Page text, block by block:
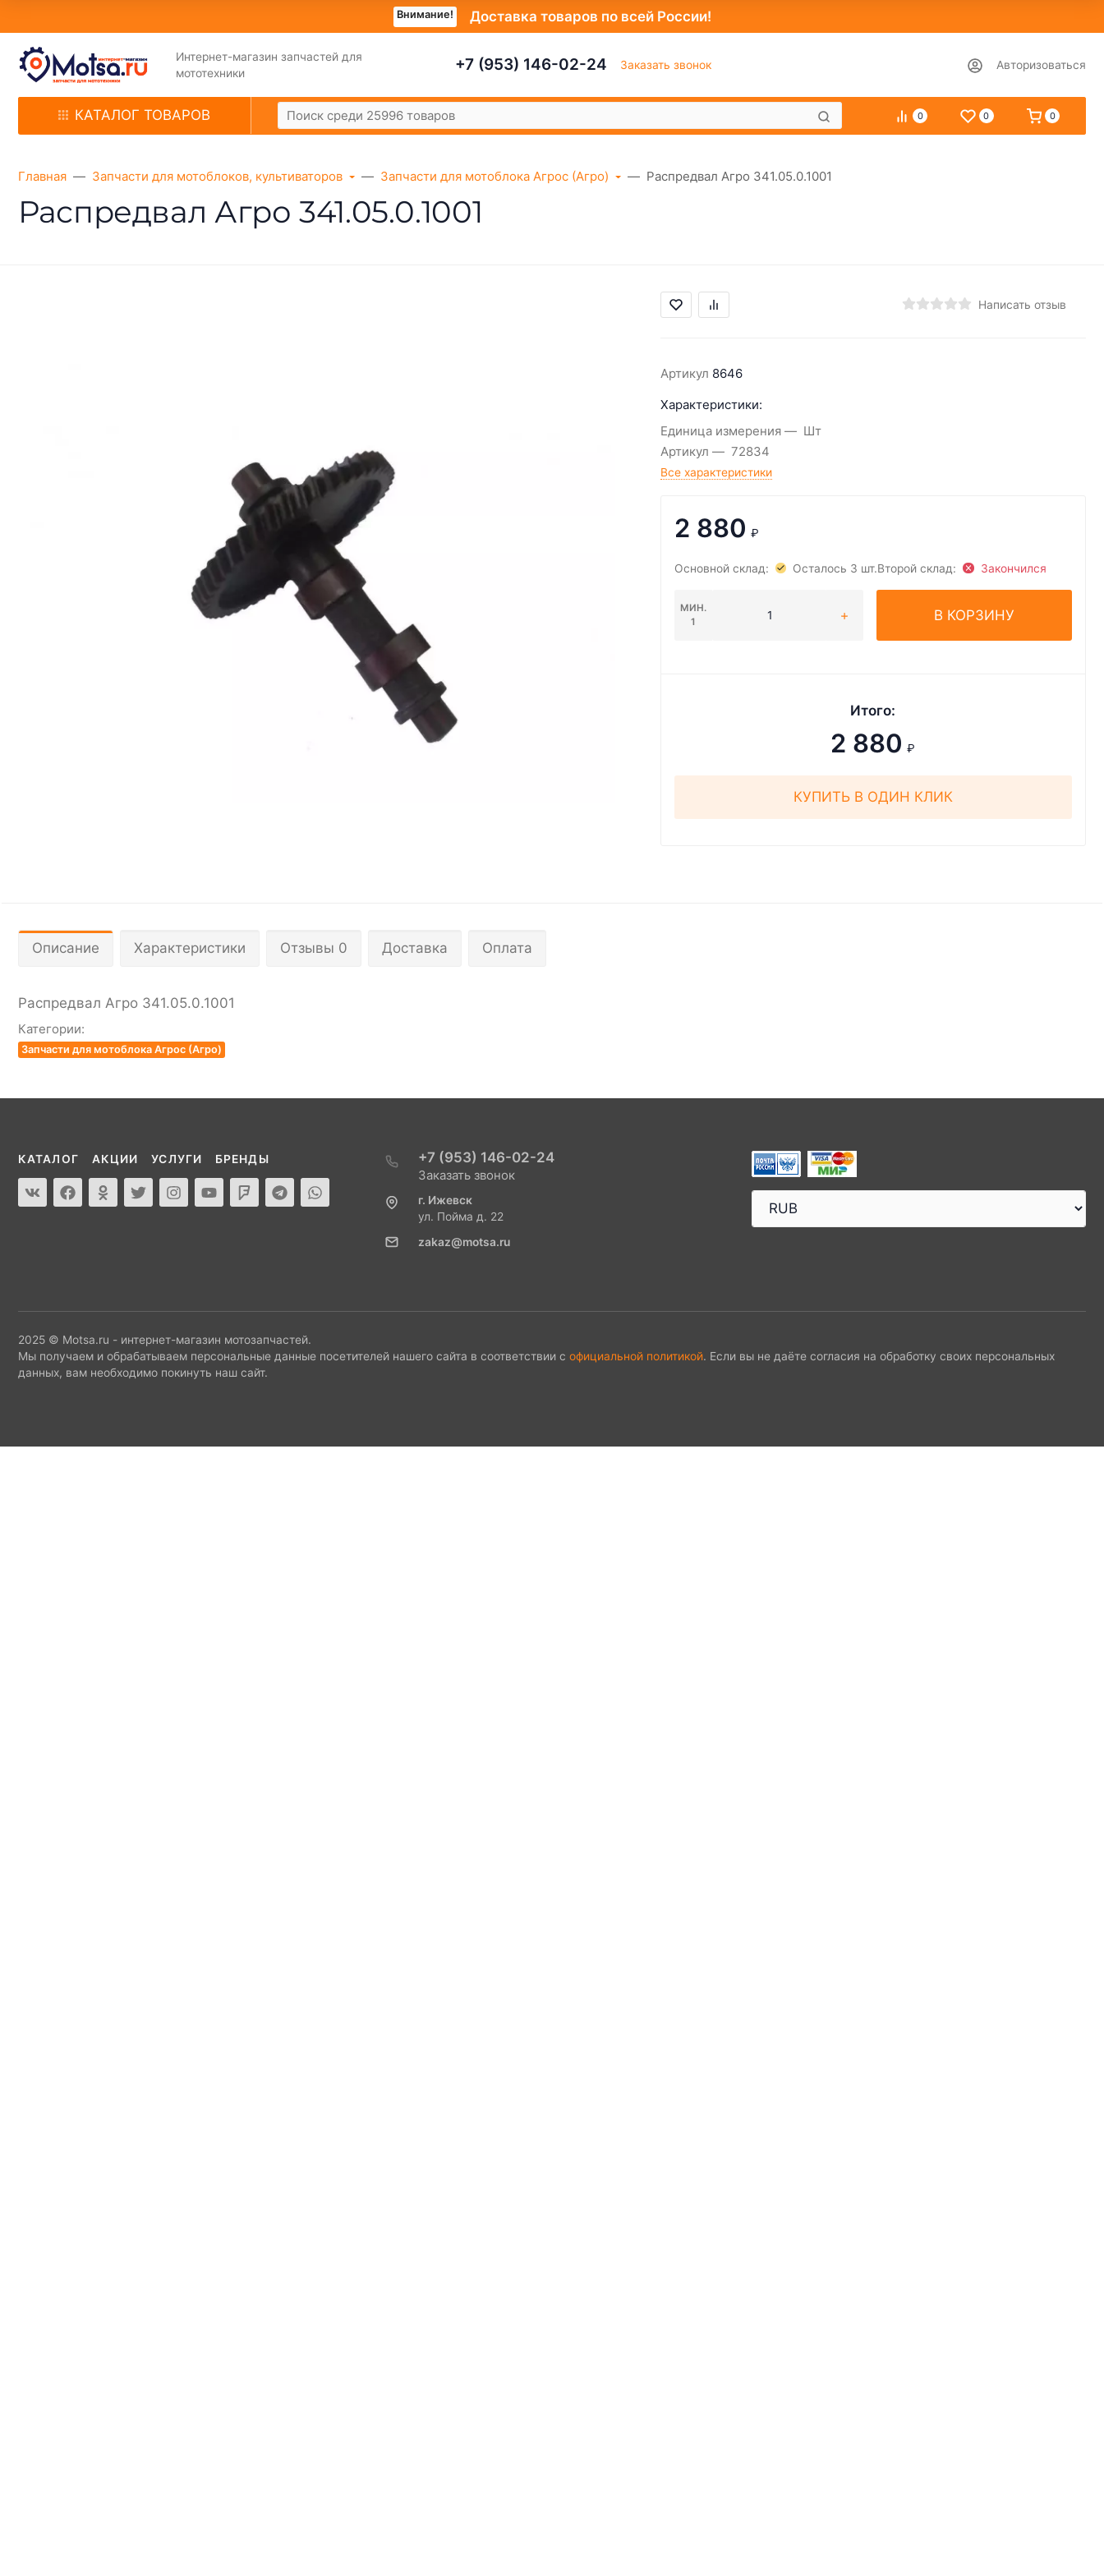
Внимание! Доставка товаров по всей России!
Интернет-магазин запчастей для
мототехники
+7 (953) 146-02-24 Заказать звонок Авторизоваться
КАТАЛОГ ТОВАРОВ 0 0 0
Главная Запчасти для мотоблоков, культиваторов Запчасти для мотоблока Агрос (Агро) Распредвал Агро 341.05.0.1001
Распредвал Агро 341.05.0.1001
Написать отзыв
Артикул 8646
Характеристики:
Единица измерения
Шт
Артикул
72834
Все характеристики
2 880 ₽
Основной склад: Осталось 3 шт.Второй склад: Закончился
МИН.
1
В КОРЗИНУ
Итого:
2 880 ₽
КУПИТЬ В ОДИН КЛИК
Описание Характеристики Отзывы 0 Доставка Оплата
Распредвал Агро 341.05.0.1001
Категории:
Запчасти для мотоблока Агрос (Агро)
КАТАЛОГ АКЦИИ УСЛУГИ БРЕНДЫ +7 (953) 146-02-24
Заказать звонок
г. Ижевск
ул. Пойма д. 22
zakaz@motsa.ru
2025 © Motsa.ru - интернет-магазин мотозапчастей.
Мы получаем и обрабатываем персональные данные посетителей нашего сайта в соответствии с официальной политикой. Если вы не даёте согласия на обработку своих персональных
данных, вам необходимо покинуть наш сайт.